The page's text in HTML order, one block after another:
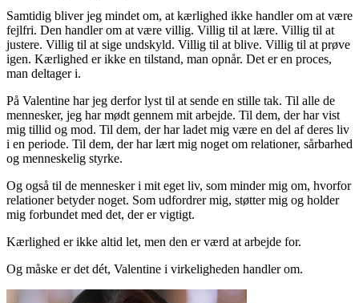
Samtidig bliver jeg mindet om, at kærlighed ikke handler om at være
fejlfri. Den handler om at være villig. Villig til at lære. Villig til at
justere. Villig til at sige undskyld. Villig til at blive. Villig til at prøve
igen. Kærlighed er ikke en tilstand, man opnår. Det er en proces,
man deltager i.
På Valentine har jeg derfor lyst til at sende en stille tak. Til alle de
mennesker, jeg har mødt gennem mit arbejde. Til dem, der har vist
mig tillid og mod. Til dem, der har ladet mig være en del af deres liv
i en periode. Til dem, der har lært mig noget om relationer, sårbarhed
og menneskelig styrke.
Og også til de mennesker i mit eget liv, som minder mig om, hvorfor
relationer betyder noget. Som udfordrer mig, støtter mig og holder
mig forbundet med det, der er vigtigt.
Kærlighed er ikke altid let, men den er værd at arbejde for.
Og måske er det dét, Valentine i virkeligheden handler om.